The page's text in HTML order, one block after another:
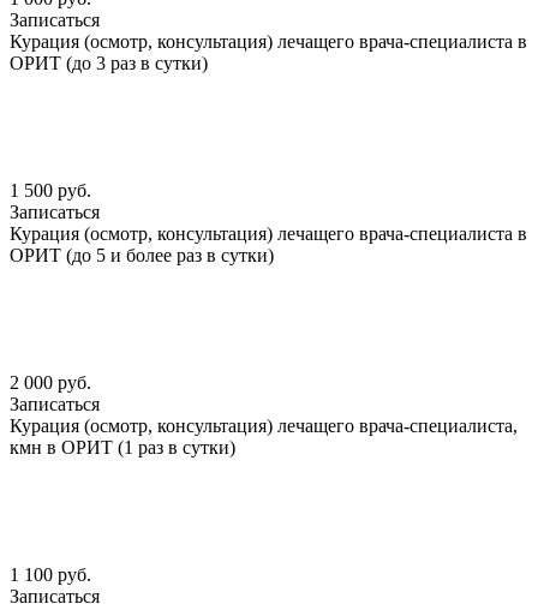
Записаться
Курация (осмотр, консультация) лечащего врача-специалиста в
ОРИТ (до 3 раз в сутки)
1 500 руб.
Записаться
Курация (осмотр, консультация) лечащего врача-специалиста в
ОРИТ (до 5 и более раз в сутки)
2 000 руб.
Записаться
Курация (осмотр, консультация) лечащего врача-специалиста,
кмн в ОРИТ (1 раз в сутки)
1 100 руб.
Записаться